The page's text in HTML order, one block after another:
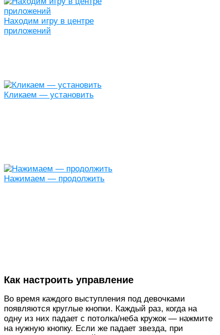
Находим игру в центре
приложений
Кликаем — установить
Нажимаем — продолжить
Как настроить управление
Во время каждого выступления под девочками
появляются круглые кнопки. Каждый раз, когда на
одну из них падает с потолка/неба кружок — нажмите
на нужную кнопку. Если же падает звезда, при